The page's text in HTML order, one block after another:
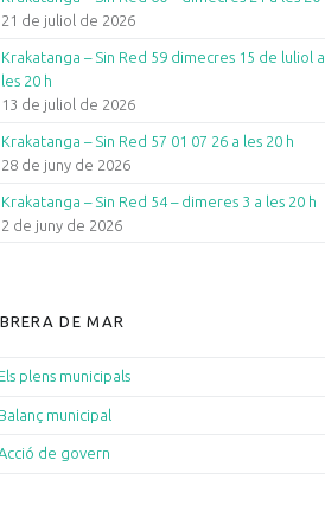
21 de juliol de 2026
Krakatanga – Sin Red 59 dimecres 15 de luliol a
les 20 h
13 de juliol de 2026
Krakatanga – Sin Red 57 01 07 26 a les 20 h
28 de juny de 2026
Krakatanga – Sin Red 54 – dimeres 3 a les 20 h
2 de juny de 2026
DE MAR
plens municipals
municipal
de govern